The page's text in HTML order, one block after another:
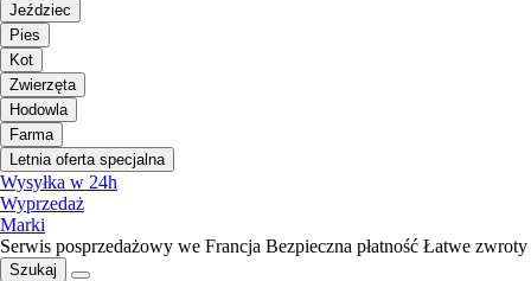
Jeździec
Pies
Kot
Zwierzęta
Hodowla
Farma
Letnia oferta specjalna
Wysyłka w 24h
Wyprzedaż
Marki
Serwis posprzedażowy we Francja Bezpieczna płatność Łatwe zwroty
Szukaj